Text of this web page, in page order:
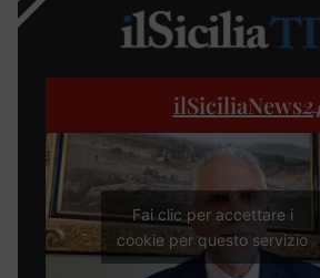
ilSiciliaNews
Fai clic per accettare i
cookie per questo servizio